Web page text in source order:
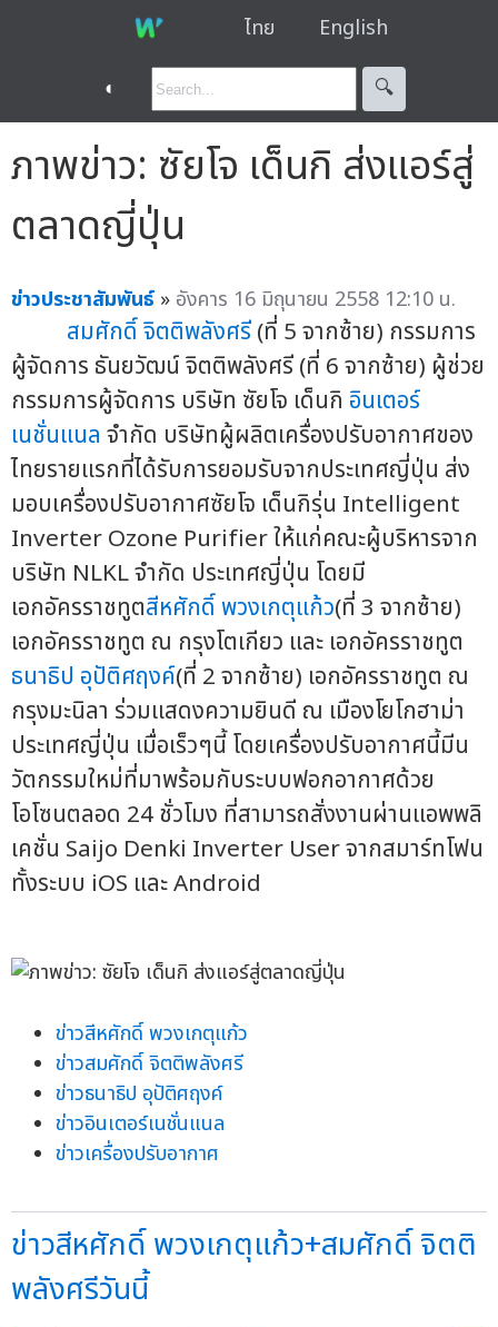
ไทย English
◐ 🔍︎
ภาพข่าว: ซัยโจ เด็นกิ ส่งแอร์สู่
ตลาดญี่ปุ่น
ข่าวประชาสัมพันธ์ » อังคาร 16 มิถุนายน 2558 12:10 น.
สมศักดิ์ จิตติพลังศรี(ที่ 5 จากซ้าย) กรรมการ
ผู้จัดการ ธันยวัฒน์ จิตติพลังศรี (ที่ 6 จากซ้าย) ผู้ช่วย
กรรมการผู้จัดการ บริษัท ซัยโจ เด็นกิ อินเตอร์
เนชั่นแนล จำกัด บริษัทผู้ผลิตเครื่องปรับอากาศของ
ไทยรายแรกที่ได้รับการยอมรับจากประเทศญี่ปุ่น ส่ง
มอบเครื่องปรับอากาศซัยโจ เด็นกิรุ่น Intelligent
Inverter Ozone Purifier ให้แก่คณะผู้บริหารจาก
บริษัท NLKL จำกัด ประเทศญี่ปุ่น โดยมี
เอกอัครราชทูตสีหศักดิ์ พวงเกตุแก้ว(ที่ 3 จากซ้าย)
เอกอัครราชทูต ณ กรุงโตเกียว และ เอกอัครราชทูต
ธนาธิป อุปัติศฤงค์(ที่ 2 จากซ้าย) เอกอัครราชทูต ณ
กรุงมะนิลา ร่วมแสดงความยินดี ณ เมืองโยโกฮาม่า
ประเทศญี่ปุ่น เมื่อเร็วๆนี้ โดยเครื่องปรับอากาศนี้มีน
วัตกรรมใหม่ที่มาพร้อมกับระบบฟอกอากาศด้วย
โอโซนตลอด 24 ชั่วโมง ที่สามารถสั่งงานผ่านแอพพลิ
เคชั่น Saijo Denki Inverter User จากสมาร์ทโฟน
ทั้งระบบ iOS และ Android
ข่าวสีหศักดิ์ พวงเกตุแก้ว
ข่าวสมศักดิ์ จิตติพลังศรี
ข่าวธนาธิป อุปัติศฤงค์
ข่าวอินเตอร์เนชั่นแนล
ข่าวเครื่องปรับอากาศ
ข่าวสีหศักดิ์ พวงเกตุแก้ว+สมศักดิ์ จิตติ
พลังศรีวันนี้